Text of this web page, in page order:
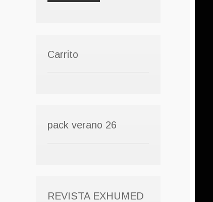
Carrito
pack verano 26
REVISTA EXHUMED